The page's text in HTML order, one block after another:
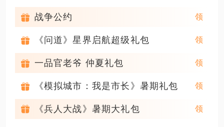
战争公约
《问道》星界启航超级礼包
一品官老爷 仲夏礼包
《模拟城市：我是市长》暑期礼包
《兵人大战》暑期大礼包